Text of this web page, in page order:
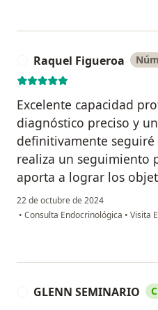
Raquel Figueroa
Excelente capacidad
diagnóstico preciso y
definitivamente seguiré
realiza un seguimiento
aporta a lograr los
22 de octubre de 2024
• Consulta Endocrinológica • Visita
GLENN SEMINARIO